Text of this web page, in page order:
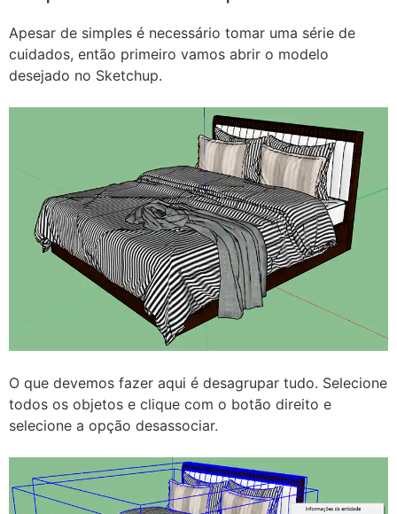
Apesar de simples é necessário tomar uma série de
cuidados, então primeiro vamos abrir o modelo
desejado no Sketchup.
O que devemos fazer aqui é desagrupar tudo. Selecione
todos os objetos e clique com o botão direito e
selecione a opção desassociar.